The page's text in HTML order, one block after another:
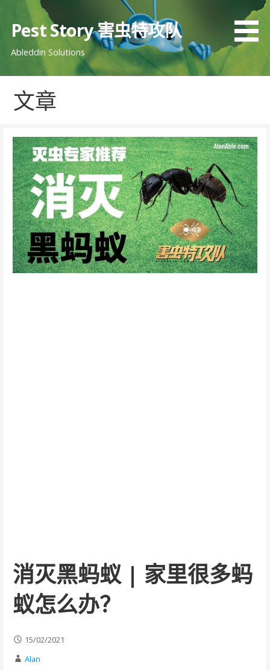
Pest Story 害虫特攻队
Ableddin Solutions
文章
消灭黑蚂蚁 | 家里很多蚂
蚁怎么办？
15/02/2021
Alan